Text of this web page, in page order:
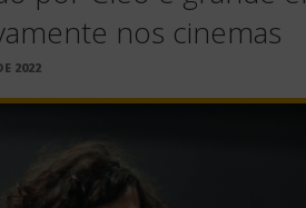
nos cinemas
2022